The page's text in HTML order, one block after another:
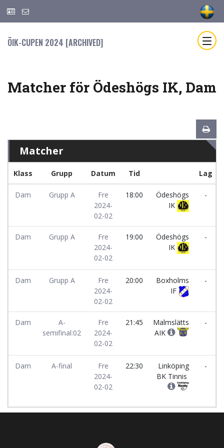
ÖIK-CUPEN 2024 [ARCHIVED]
Matcher för Ödeshögs IK, Dam
Matcher
Klass Grupp Datum Tid Lag
Dam Grupp A
Fre
2024-
02-02
18:00
Ödeshögs
IK
-
Dam Grupp A
Fre
2024-
02-02
19:00
Ödeshögs
IK
-
Dam Grupp A
Fre
2024-
02-02
20:00
Boxholms
IF
-
Dam
A-
semifinal:02
Fre
2024-
02-02
21:45
Malmslätts
AIK
-
Dam A-final
Fre
2024-
02-02
22:30
Linköping
BK Tinnis
-